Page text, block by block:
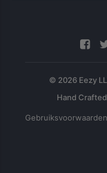
© 2026 Eezy
Gebruiksvoorwaarden